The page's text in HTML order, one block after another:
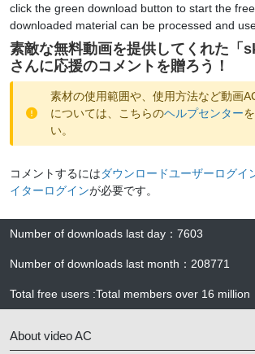
click the green download button to start the
downloaded material can be processed and
素敵な無料動画を提供してくれた「
さんに応援のコメントを贈ろう！
素材の使用範囲や、使用方法など動画
については、こちらのヘルプセンター
い。
コメントするにはダウンロードユーザーログイ
イターログインが必要です。
Number of downloads last day ： 7603
Number of downloads last month ： 208771
Total free users :Total members over 16 million
About video AC